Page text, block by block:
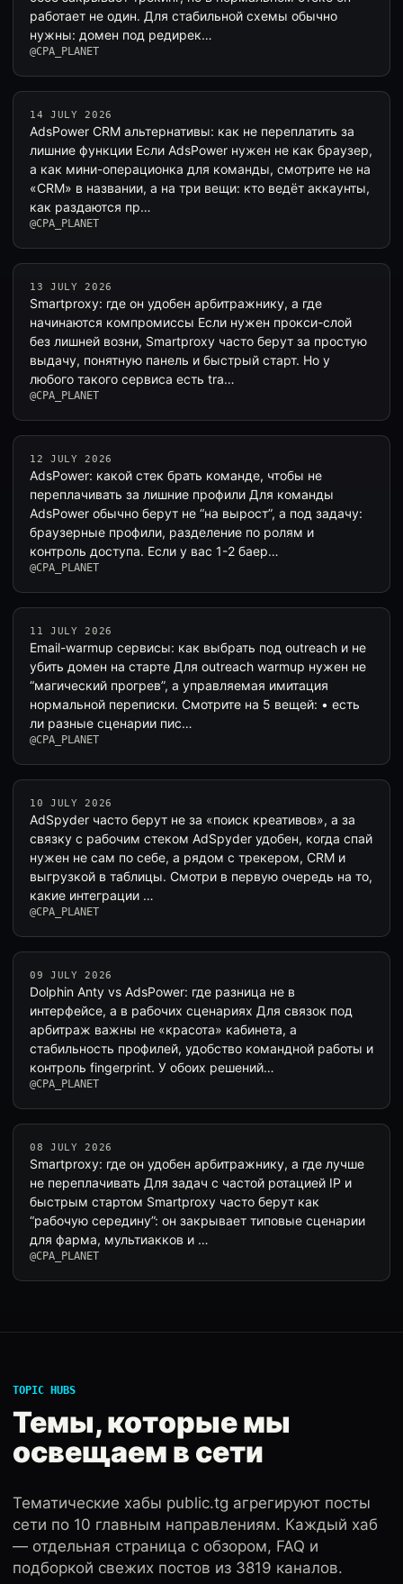
работает не один. Для стабильной схемы обычно
нужны: домен под редирек…
@CPA_PLANET
14 JULY 2026
AdsPower CRM альтернативы: как не переплатить за
лишние функции Если AdsPower нужен не как браузер,
а как мини-операционка для команды, смотрите не на
«CRM» в названии, а на три вещи: кто ведёт аккаунты,
как раздаются пр…
@CPA_PLANET
13 JULY 2026
Smartproxy: где он удобен арбитражнику, а где
начинаются компромиссы Если нужен прокси-слой
без лишней возни, Smartproxy часто берут за простую
выдачу, понятную панель и быстрый старт. Но у
любого такого сервиса есть tra…
@CPA_PLANET
12 JULY 2026
AdsPower: какой стек брать команде, чтобы не
переплачивать за лишние профили Для команды
AdsPower обычно берут не “на вырост”, а под задачу:
браузерные профили, разделение по ролям и
контроль доступа. Если у вас 1-2 баер…
@CPA_PLANET
11 JULY 2026
Email-warmup сервисы: как выбрать под outreach и не
убить домен на старте Для outreach warmup нужен не
“магический прогрев”, а управляемая имитация
нормальной переписки. Смотрите на 5 вещей: • есть
ли разные сценарии пис…
@CPA_PLANET
10 JULY 2026
AdSpyder часто берут не за «поиск креативов», а за
связку с рабочим стеком AdSpyder удобен, когда спай
нужен не сам по себе, а рядом с трекером, CRM и
выгрузкой в таблицы. Смотри в первую очередь на то,
какие интеграции …
@CPA_PLANET
09 JULY 2026
Dolphin Anty vs AdsPower: где разница не в
интерфейсе, а в рабочих сценариях Для связок под
арбитраж важны не «красота» кабинета, а
стабильность профилей, удобство командной работы и
контроль fingerprint. У обоих решений…
@CPA_PLANET
08 JULY 2026
Smartproxy: где он удобен арбитражнику, а где лучше
не переплачивать Для задач с частой ротацией IP и
быстрым стартом Smartproxy часто берут как
“рабочую середину”: он закрывает типовые сценарии
для фарма, мультиакков и …
@CPA_PLANET
TOPIC HUBS
Темы, которые мы
освещаем в сети
Тематические хабы public.tg агрегируют посты
сети по 10 главным направлениям. Каждый хаб
— отдельная страница с обзором, FAQ и
подборкой свежих постов из 3819 каналов.